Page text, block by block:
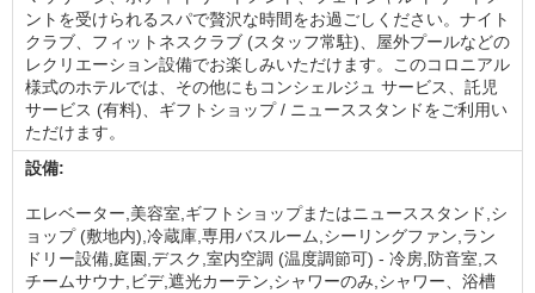
ントを受けられるスパで贅沢な時間をお過ごしください。ナイト
クラブ、フィットネスクラブ (スタッフ常駐)、屋外プールなどの
レクリエーション設備でお楽しみいただけます。このコロニアル
様式のホテルでは、その他にもコンシェルジュ サービス、託児
サービス (有料)、ギフトショップ / ニューススタンドをご利用い
ただけます。
設備:
エレベーター,美容室,ギフトショップまたはニューススタンド,シ
ョップ (敷地内),冷蔵庫,専用バスルーム,シーリングファン,ラン
ドリー設備,庭園,デスク,室内空調 (温度調節可) - 冷房,防音室,ス
チームサウナ,ビデ,遮光カーテン,シャワーのみ,シャワー、浴槽